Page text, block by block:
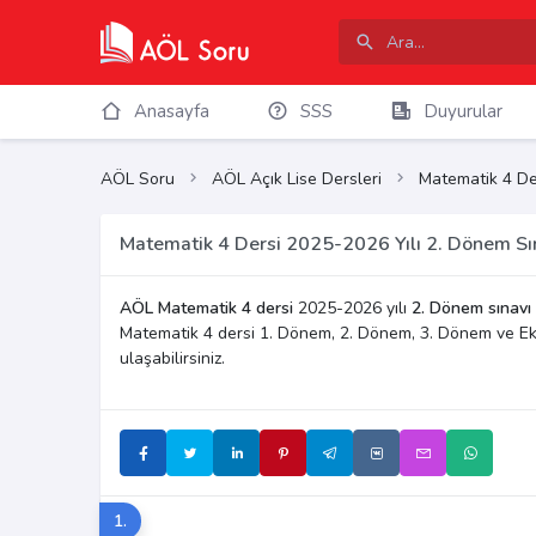
Anasayfa SSS Duyurular
AÖL Soru AÖL Açık Lise Dersleri Matematik 4
Matematik 4 Dersi 2025-2026 Yılı 2. Dönem
AÖL Matematik 4 dersi 2025-2026 yılı 2. Dönem sınavı
Matematik 4 dersi 1. Dönem, 2. Dönem, 3. Dönem ve
ulaşabilirsiniz.
1.